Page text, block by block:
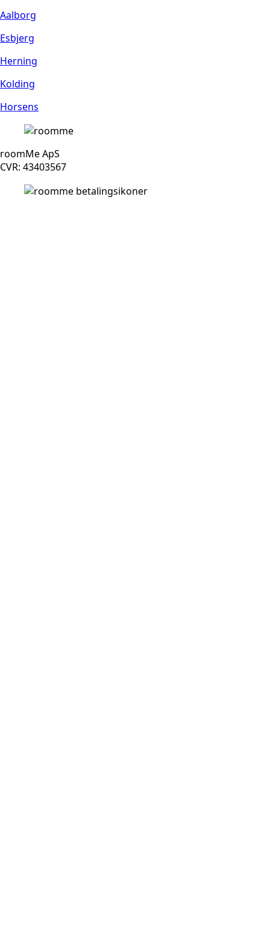
Aalborg
Esbjerg
Herning
Kolding
Horsens
roomMe ApS
CVR: 43403567